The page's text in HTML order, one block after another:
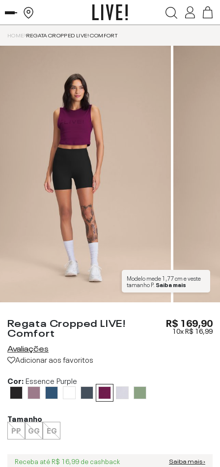
HOME REGATA CROPPED LIVE! COMFORT
Modelo mede1,77 cme veste
tamanhoP. Saiba mais
Regata Cropped LIVE!
Comfort
Avaliações
Adicionar aos favoritos
R$ 169,90
10xR$ 16,99
Cor:Essence Purple
Tamanho
PP
GG EG
Receba até R$ 16,99 de cashback Saiba mais ›